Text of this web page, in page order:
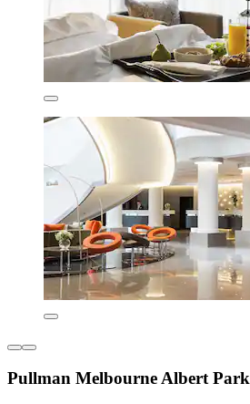
Pullman Melbourne Albert Park